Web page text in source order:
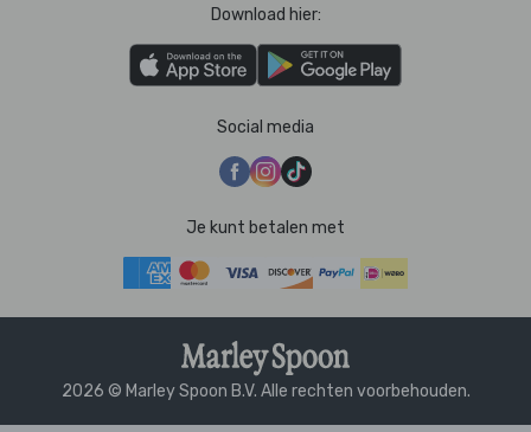
Download hier:
Social media
Je kunt betalen met
2026 © Marley Spoon B.V. Alle rechten voorbehouden.